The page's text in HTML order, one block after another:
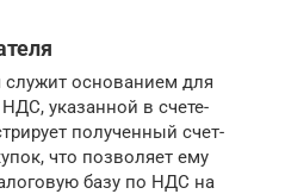
служит основанием для
указанной в счете-
полученный счет-
что позволяет ему
базу по НДС на